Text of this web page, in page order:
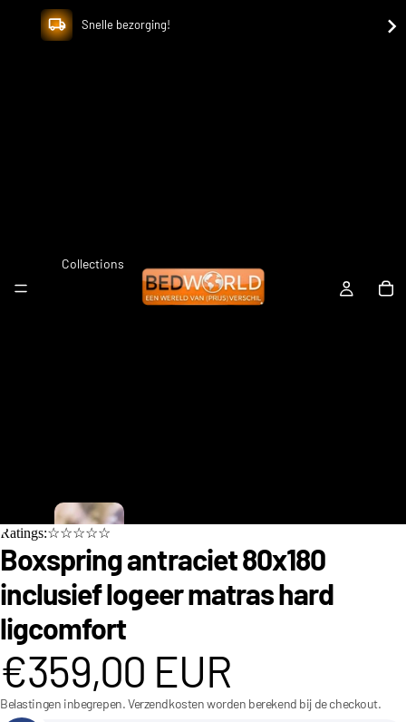
Snelle bezorging!
Collections
n
d
e
r
e
ll
Ratings:☆☆☆☆☆
Boxspring antraciet 80x180
inclusief logeer matras hard
ligcomfort
€359,00 EUR
Belastingen inbegrepen. Verzendkosten worden berekend bij de checkout.